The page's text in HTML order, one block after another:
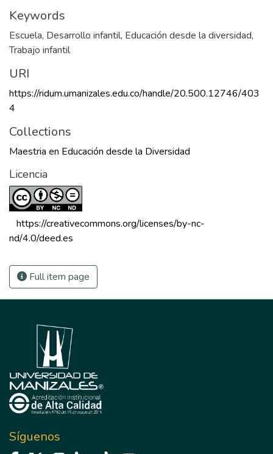
Keywords
Escuela, Desarrollo infantil, Educación desde la diversidad,
Trabajo infantil
URI
https://ridum.umanizales.edu.co/handle/20.500.12746/403
4
Collections
Maestria en Educación desde la Diversidad
Licencia
https://creativecommons.org/licenses/by-nc-
nd/4.0/deed.es
Full item page
Síguenos